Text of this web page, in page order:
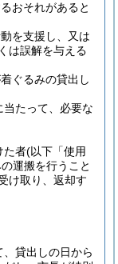
おそれがあると
を支援し、又は
は誤解を与える
ぐるみの貸出し
たって、必要な
た者(以下「使用
運搬を行うこと
け取り、返却す
貸出しの日から